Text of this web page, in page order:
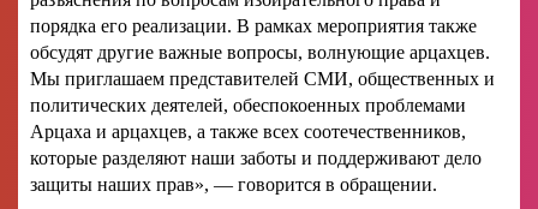
порядка его реализации. В рамках мероприятия также
обсудят другие важные вопросы, волнующие арцахцев.
Мы приглашаем представителей СМИ, общественных и
политических деятелей, обеспокоенных проблемами
Арцаха и арцахцев, а также всех соотечественников,
которые разделяют наши заботы и поддерживают дело
защиты наших прав», — говорится в обращении.